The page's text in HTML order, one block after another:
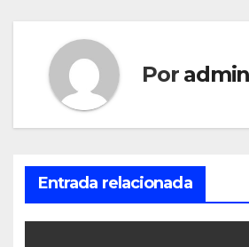
Por admin
Entrada relacionada